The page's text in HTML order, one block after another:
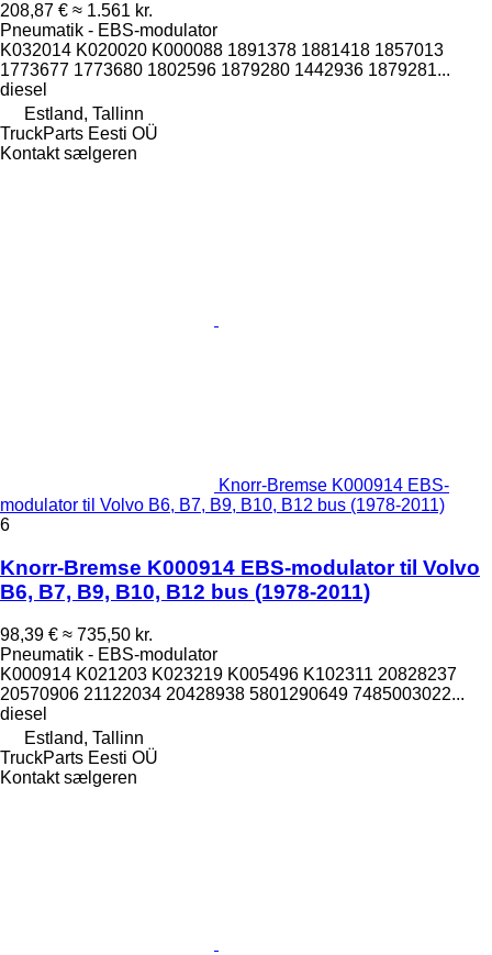
208,87 € ≈ 1.561 kr.
Pneumatik - EBS-modulator
K032014 K020020 K000088 1891378 1881418 1857013
1773677 1773680 1802596 1879280 1442936 1879281...
diesel
Estland, Tallinn
TruckParts Eesti OÜ
Kontakt sælgeren
Knorr-Bremse K000914 EBS-
modulator til Volvo B6, B7, B9, B10, B12 bus (1978-2011)
6
Knorr-Bremse K000914 EBS-modulator til Volvo
B6, B7, B9, B10, B12 bus (1978-2011)
98,39 € ≈ 735,50 kr.
Pneumatik - EBS-modulator
K000914 K021203 K023219 K005496 K102311 20828237
20570906 21122034 20428938 5801290649 7485003022...
diesel
Estland, Tallinn
TruckParts Eesti OÜ
Kontakt sælgeren